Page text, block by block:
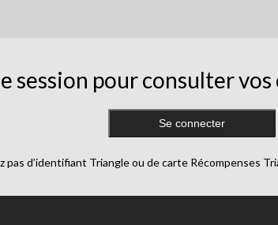
session pour consulter
Se connecter
pas d’identifiant Triangle ou de carte Récompenses